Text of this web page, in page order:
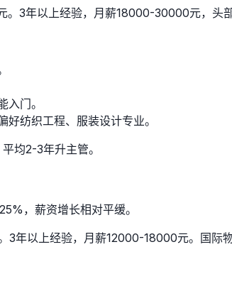
3年以上经验，月薪18000-30000元，头
门。
纺织工程、服装设计专业。
均2-3年升主管。
，薪资增长相对平缓。
以上经验，月薪12000-18000元。国际